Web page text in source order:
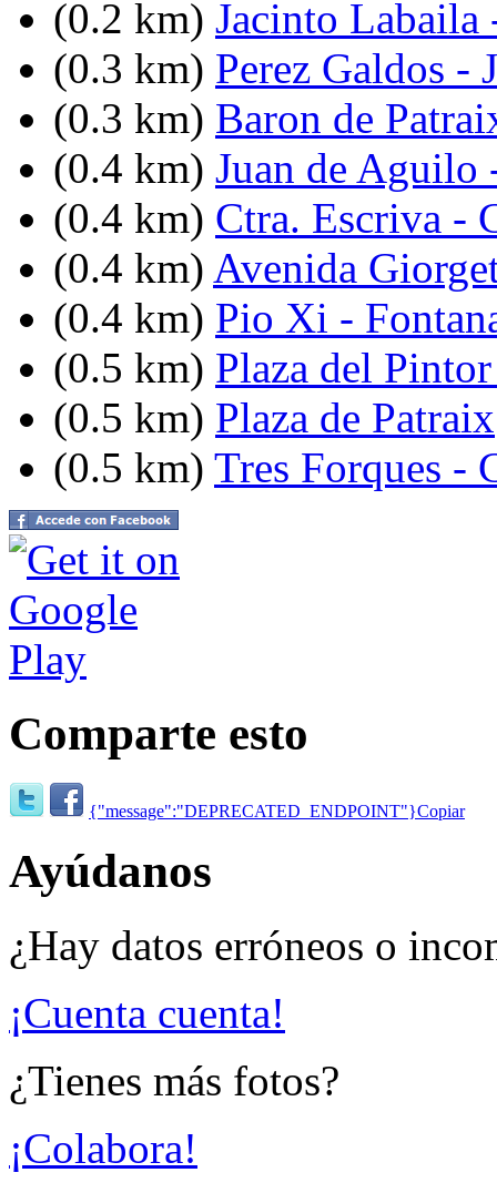
(0.2 km) Jacinto
(0.3 km) Perez Galdos -
(0.3 km) Baron de
(0.4 km) Juan de Aguilo
(0.4 km) Ctra. Escriva -
(0.4 km) Avenida
(0.4 km) Pio Xi -
(0.5 km) Plaza del
(0.5 km) Plaza de Patraix
(0.5 km) Tres Forques -
Comparte esto
{"message":"DEPRECATED_ENDPOINT"}Copiar
Ayúdanos
¿Hay datos erróneos o
¡Cuenta cuenta!
¿Tienes más fotos?
¡Colabora!